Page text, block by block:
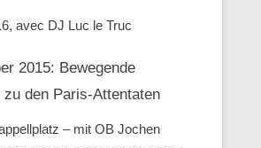
avec DJ Luc le Truc
2015: Bewegende
zu den ‪Paris-Attentaten
– mit OB Jochen